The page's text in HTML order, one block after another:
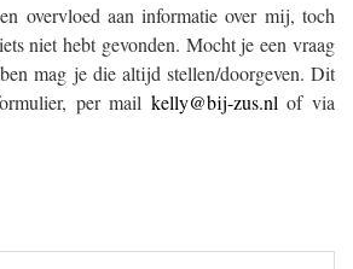
overvloed aan informatie over mij, toch
niet hebt gevonden. Mocht je een vraag
mag je die altijd stellen/doorgeven. Dit
per mail kelly@bij-zus.nl of via